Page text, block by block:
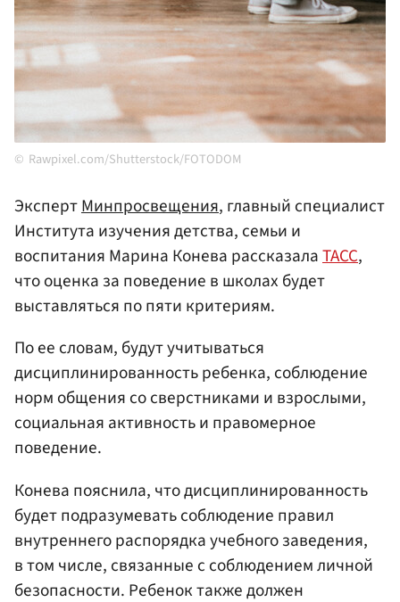
Rawpixel.com/Shutterstock/FOTODOM
ЭкспертМинпросвещения, главный специалист
Института изучения детства, семьи и
воспитания Марина Конева рассказалаТАСС,
что оценка за поведение в школах будет
выставляться по пяти критериям.
По ее словам, будут учитываться
дисциплинированность ребенка, соблюдение
норм общения со сверстниками и взрослыми,
социальная активность и правомерное
поведение.
Конева пояснила, что дисциплинированность
будет подразумевать соблюдение правил
внутреннего распорядка учебного заведения,
в том числе, связанные с соблюдением личной
безопасности. Ребенок также должен